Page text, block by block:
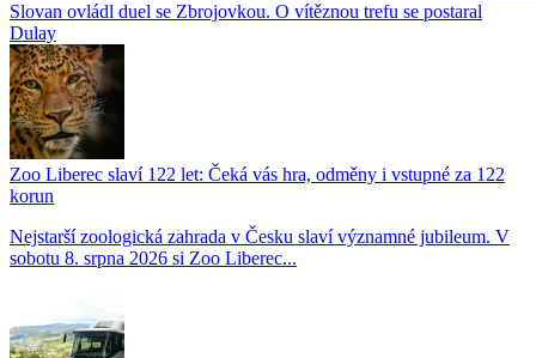
Slovan ovládl duel se Zbrojovkou. O vítěznou trefu se postaral
Dulay
Zoo Liberec slaví 122 let: Čeká vás hra, odměny i vstupné za 122
korun
Nejstarší zoologická zahrada v Česku slaví významné jubileum. V
sobotu 8. srpna 2026 si Zoo Liberec...